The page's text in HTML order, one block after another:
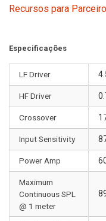
Recursos para
Especificações
LF Driver
HF Driver
Crossover
Input Sensitivity
Power Amp
Maximum
Continuous SPL
@ 1 meter